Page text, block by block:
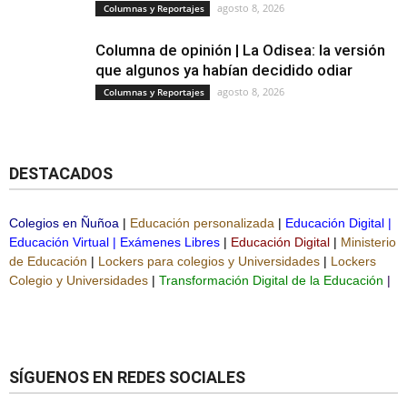
Columnas y Reportajes agosto 8, 2026
Columna de opinión | La Odisea: la versión
que algunos ya habían decidido odiar
Columnas y Reportajes agosto 8, 2026
DESTACADOS
Colegios en Ñuñoa | Educación personalizada | Educación Digital |
Educación Virtual | Exámenes Libres | Educación Digital | Ministerio
de Educación | Lockers para colegios y Universidades | Lockers
Colegio y Universidades | Transformación Digital de la Educación |
SÍGUENOS EN REDES SOCIALES